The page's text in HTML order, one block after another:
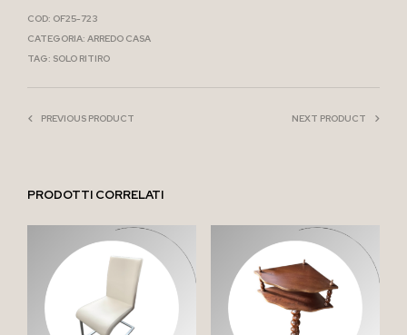
COD: OF25-723
CATEGORIA: ARREDO CASA
TAG: SOLO RITIRO
PREVIOUS PRODUCT NEXT PRODUCT
PRODOTTI CORRELATI